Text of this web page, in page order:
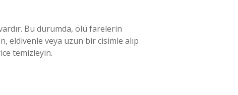
Bu durumda, ölü farelerin
eldivenle veya uzun bir cisimle alıp
temizleyin.